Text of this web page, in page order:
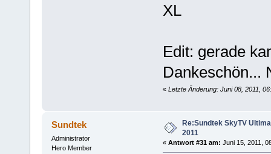
XL
Edit: gerade
Dankeschön...
« Letzte Änderung: Juni 08, 2011,
Sundtek
Administrator
Hero Member
Re:Sundtek SkyTV
2011
« Antwort #31 am: Juni 15, 2011,